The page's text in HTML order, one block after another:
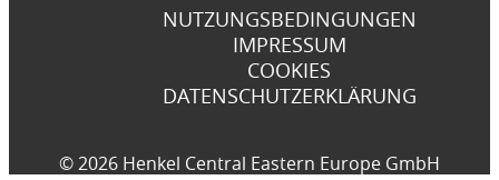
NUTZUNGSBEDINGUNGEN
IMPRESSUM
COOKIES
DATENSCHUTZERKLÄRUNG
© 2026 Henkel Central Eastern Europe GmbH